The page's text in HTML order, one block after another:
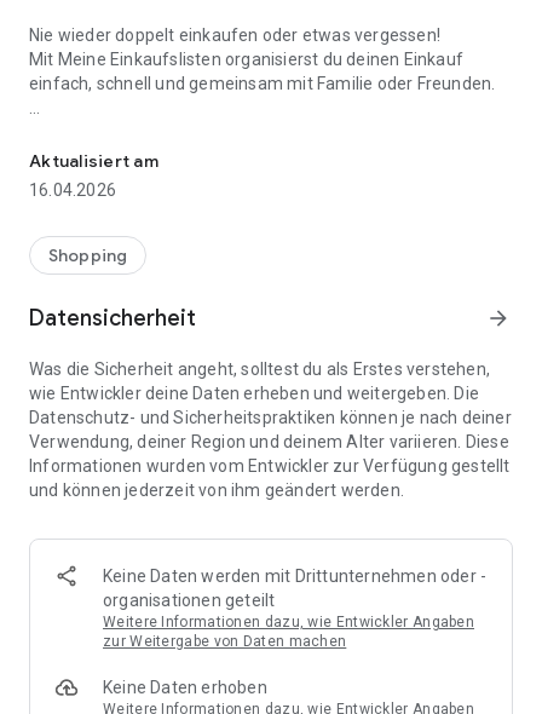
Nie wieder doppelt einkaufen oder etwas vergessen!
Mit Meine Einkaufslisten organisierst du deinen Einkauf
einfach, schnell und gemeinsam mit Familie oder Freunden.
👨‍👩‍👧 Gemeinsame Einkaufslisten in Echtzeit: Alle sehen
⚡ Superschnell & einfach: Liste in Sekunden erstellen und
sofort loslegen.
📱 Immer dabei: Deine Einkaufsliste ist jederzeit auf deinem
🤝 Teilen leicht gemacht: Lade andere ein und erledigt den
Einkauf gemeinsam.
🍳 Zutaten direkt aus Rezepten übernehmen: Importiere
Zutaten von Rezept-Webseiten und verwandle sie
🚀 DEINE VORTEILE IM ALLTAG
* Nie wieder doppelte Einkäufe
* Kein Chaos mehr beim Einkaufen
* Bessere Abstimmung mit Familie & Freunden
* Perfekt für die Essensplanung
Aktualisiert am
16.04.2026
Shopping
Datensicherheit arrow_forward
Was die Sicherheit angeht, solltest du als Erstes verstehen,
wie Entwickler deine Daten erheben und weitergeben. Die
Datenschutz- und Sicherheitspraktiken können je nach deiner
Verwendung, deiner Region und deinem Alter variieren. Diese
Informationen wurden vom Entwickler zur Verfügung gestellt
und können jederzeit von ihm geändert werden.
Keine Daten werden mit Drittunternehmen oder -
organisationen geteilt
Weitere Informationen dazu, wie Entwickler Angaben
zur Weitergabe von Daten machen
Keine Daten erhoben
Weitere Informationen dazu, wie Entwickler Angaben